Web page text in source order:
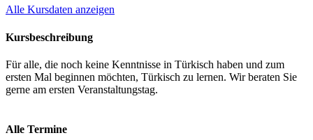
Alle Kursdaten anzeigen
Kursbeschreibung
Für alle, die noch keine Kenntnisse in Türkisch haben und zum
ersten Mal beginnen möchten, Türkisch zu lernen. Wir beraten Sie
gerne am ersten Veranstaltungstag.
Alle Termine